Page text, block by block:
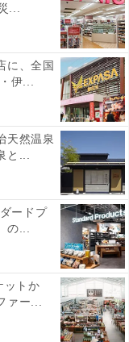
...
に、全国
伊...
天然温泉
と...
ードプ
の...
ットか
ァー...